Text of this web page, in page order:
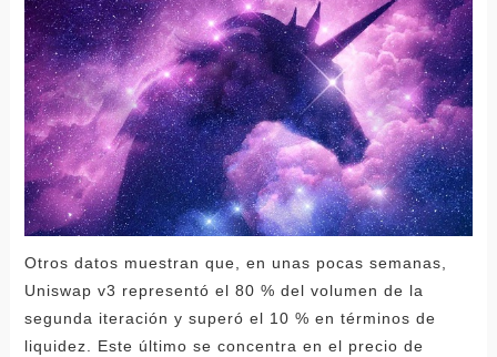
Otros datos muestran que, en unas pocas semanas,
Uniswap v3 representó el 80 % del volumen de la
segunda iteración y superó el 10 % en términos de
liquidez. Este último se concentra en el precio de